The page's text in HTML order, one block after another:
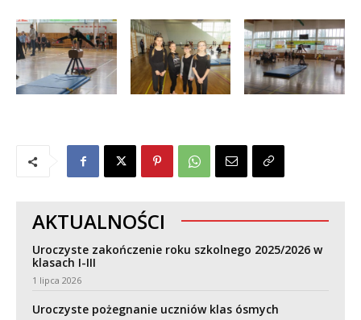
AKTUALNOŚCI
Uroczyste zakończenie roku szkolnego 2025/2026 w
klasach I-III
1 lipca 2026
Uroczyste pożegnanie uczniów klas ósmych